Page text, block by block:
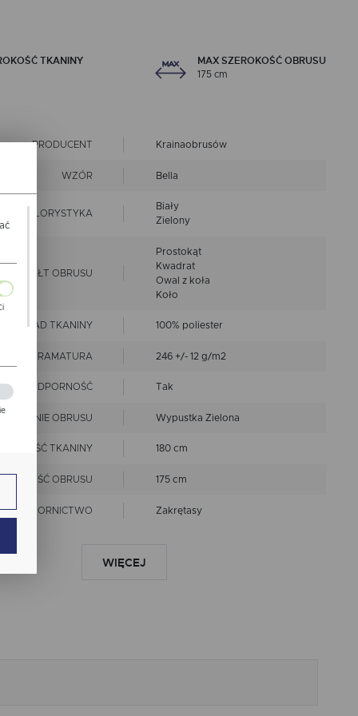
TKANINY MAX SZEROKOŚĆ OBRUSU
175 cm
PRODUCENT Krainaobrusów
WZÓR Bella
KOLORYSTYKA
Biały
Zielony
KSZTAŁT OBRUSU
Prostokąt
Kwadrat
Owal z koła
Koło
SKŁAD TKANINY 100% poliester
GRAMATURA 246 +/- 12 g/m2
Tak
OBRUSU Wypustka Zielona
TKANINY 180 cm
OBRUSU 175 cm
WZORNICTWO Zakrętasy
ROZMIARU
WIĘCEJ